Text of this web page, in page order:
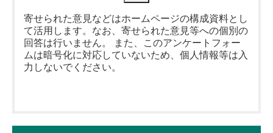
寄せられた意見などはホームページの構成資料とし
て活用します。なお、寄せられた意見等への個別の
回答は行いません。 また、このアンケートフォー
ムは暗号化に対応していないため、個人情報等は入
力しないでください。